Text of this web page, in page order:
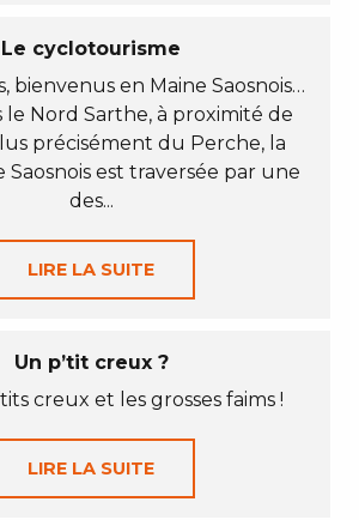
Le cyclotourisme
bienvenus en Maine Saosnois…
le Nord Sarthe, à proximité de
précisément du Perche, la
Saosnois est traversée par une
des...
LIRE LA SUITE
Un p’tit creux ?
creux et les grosses faims !
LIRE LA SUITE